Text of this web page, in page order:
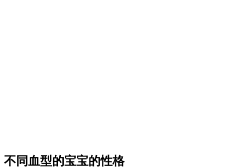
不同血型的宝宝的性格